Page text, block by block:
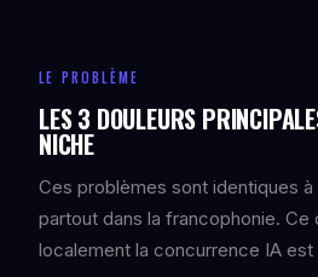
LE PROBLÈME
LES 3 DOULEURS
NICHE
Ces problèmes sont identiques
partout dans la francophonie.
localement la concurrence IA est